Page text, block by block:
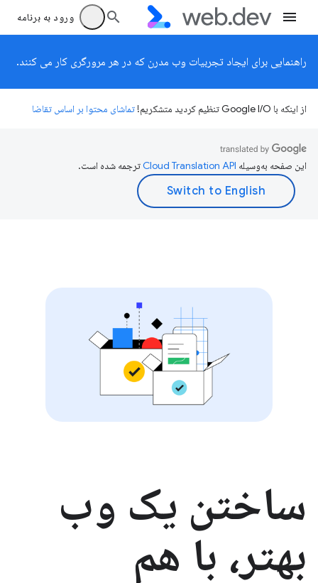
ورود به برنامه
راهنمایی برای ایجاد تجربیات وب مدرن که در هر مرورگری کار می کنند.
از اینکه با Google I/O تنظیم کردید متشکریم! تماشای محتوا بر اساس تقاضا
این صفحه به‌وسیله ترجمه شده است.
ساختن یک وب
بهتر، با هم